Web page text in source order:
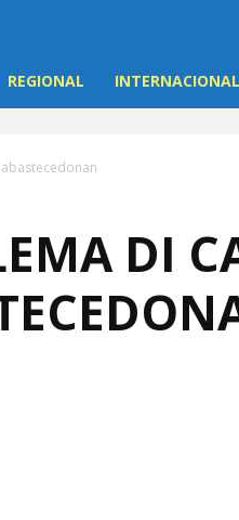
REGIONAL INTERNACIONAL
DI